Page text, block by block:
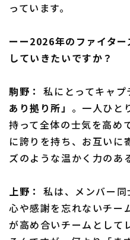
っています。
ーー2026年のファイタ
していきたいですか？
駒野：私にとってキャプ
あり拠り所」 。一人ひと
持って全体の士気を高め
に誇りを持ち、お互いに
ズのような温かく力のあ
上野： 私は、メンバー
心や感謝を忘れないチー
が高め合いチームとして